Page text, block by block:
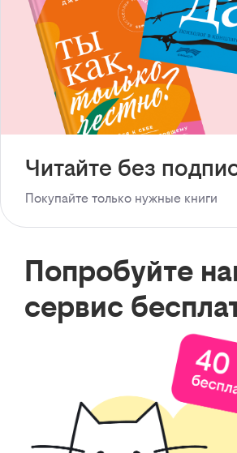
Читайте без
Покупайте только нужные книги
Попробуйте
сервис